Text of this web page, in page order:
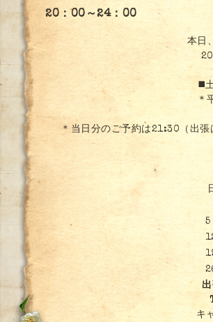
20：00～24：00
本日
◼️
＊
＊当日分のご予約は21:30（出
5
キ